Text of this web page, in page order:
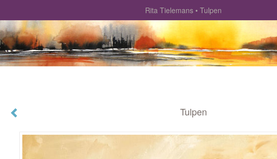
Rita Tielemans Tulpen
Tulpen